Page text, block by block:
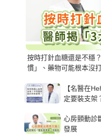
按時打針血糖還是不穩
慣」、藥物可能根本沒
【名醫在
定要裝支架
心房顫動診
發展